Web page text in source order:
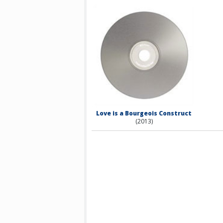
Love is a Bourgeois Construct
(2013)